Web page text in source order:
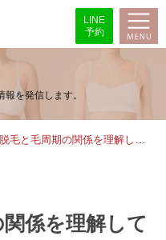
LINE
予約
と毛周期の関係を理解して効果的に脱毛
係を理解して